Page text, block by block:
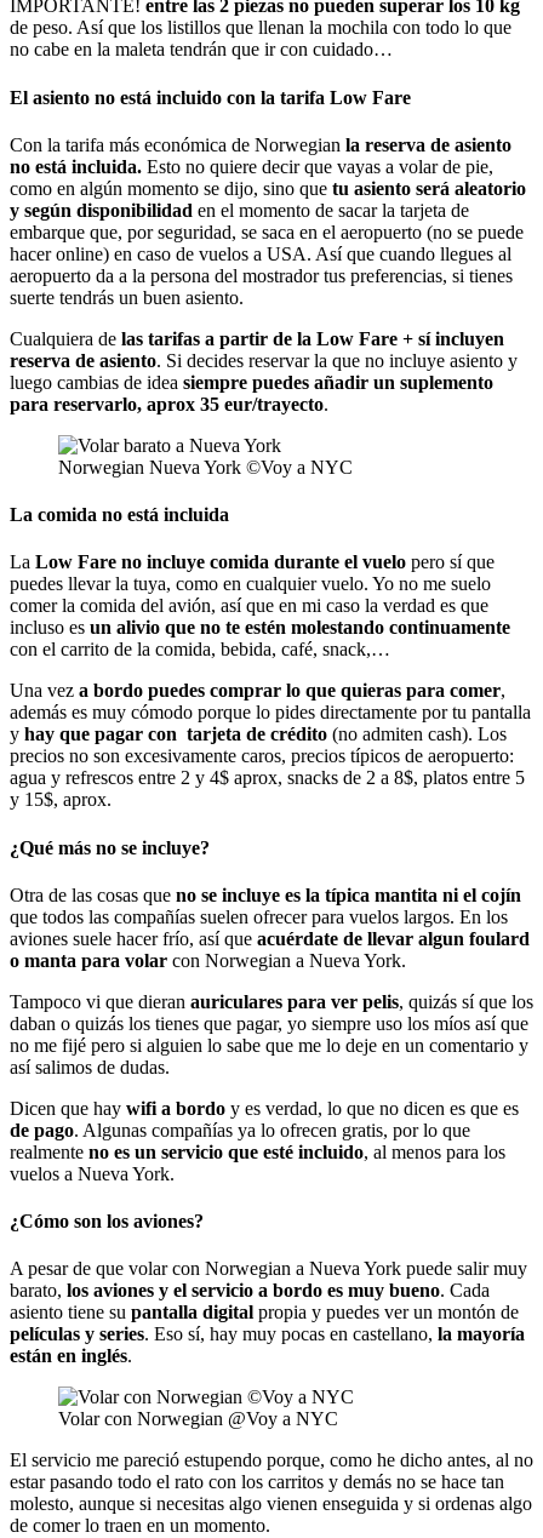
IMPORTANTE! entre las 2 piezas no pueden superar los 10 kg
de peso. Así que los listillos que llenan la mochila con todo lo que
no cabe en la maleta tendrán que ir con cuidado…
El asiento no está incluido con la tarifa Low Fare
Con la tarifa más económica de Norwegian la reserva de asiento
no está incluida. Esto no quiere decir que vayas a volar de pie,
como en algún momento se dijo, sino que tu asiento será aleatorio
y según disponibilidad en el momento de sacar la tarjeta de
embarque que, por seguridad, se saca en el aeropuerto (no se puede
hacer online) en caso de vuelos a USA. Así que cuando llegues al
aeropuerto da a la persona del mostrador tus preferencias, si tienes
suerte tendrás un buen asiento.
Cualquiera de las tarifas a partir de la Low Fare + sí incluyen
reserva de asiento. Si decides reservar la que no incluye asiento y
luego cambias de idea siempre puedes añadir un suplemento
para reservarlo, aprox 35 eur/trayecto.
Norwegian Nueva York ©Voy a NYC
La comida no está incluida
La Low Fare no incluye comida durante el vuelo pero sí que
puedes llevar la tuya, como en cualquier vuelo. Yo no me suelo
comer la comida del avión, así que en mi caso la verdad es que
incluso es un alivio que no te estén molestando continuamente
con el carrito de la comida, bebida, café, snack,…
Una vez a bordo puedes comprar lo que quieras para comer,
además es muy cómodo porque lo pides directamente por tu pantalla
y hay que pagar con tarjeta de crédito (no admiten cash). Los
precios no son excesivamente caros, precios típicos de aeropuerto:
agua y refrescos entre 2 y 4$ aprox, snacks de 2 a 8$, platos entre 5
y 15$, aprox.
¿Qué más no se incluye?
Otra de las cosas que no se incluye es la típica mantita ni el cojín
que todos las compañías suelen ofrecer para vuelos largos. En los
aviones suele hacer frío, así que acuérdate de llevar algun foulard
o manta para volar con Norwegian a Nueva York.
Tampoco vi que dieran auriculares para ver pelis, quizás sí que los
daban o quizás los tienes que pagar, yo siempre uso los míos así que
no me fijé pero si alguien lo sabe que me lo deje en un comentario y
así salimos de dudas.
Dicen que hay wifi a bordo y es verdad, lo que no dicen es que es
de pago. Algunas compañías ya lo ofrecen gratis, por lo que
realmente no es un servicio que esté incluido, al menos para los
vuelos a Nueva York.
¿Cómo son los aviones?
A pesar de que volar con Norwegian a Nueva York puede salir muy
barato, los aviones y el servicio a bordo es muy bueno. Cada
asiento tiene su pantalla digital propia y puedes ver un montón de
películas y series. Eso sí, hay muy pocas en castellano, la mayoría
están en inglés.
Volar con Norwegian @Voy a NYC
El servicio me pareció estupendo porque, como he dicho antes, al no
estar pasando todo el rato con los carritos y demás no se hace tan
molesto, aunque si necesitas algo vienen enseguida y si ordenas algo
de comer lo traen en un momento.